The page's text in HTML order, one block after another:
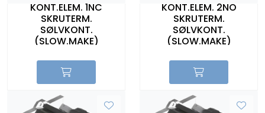
KONT.ELEM. 1NC
SKRUTERM.
SØLVKONT.
(SLOW.MAKE)
KONT.ELEM. 2NO
SKRUTERM.
SØLVKONT.
(SLOW.MAKE)